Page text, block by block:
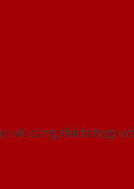
vô cùng thích hợp